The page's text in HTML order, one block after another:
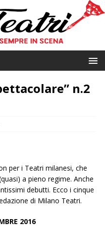
n.2
per i Teatri milanesi, che
a pieno regime. Anche
debutti. Ecco i cinque
di Milano Teatri.
2016